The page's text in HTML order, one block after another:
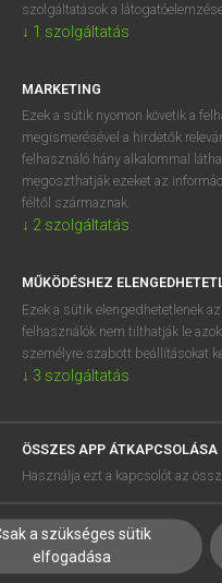
MEGOLDÁSOK
SÚGÓ
SÜTI
szolgáltatások a
↓ 1 szolgáltatás
MARKETING
Ezek a sütik nyomon követik a
megismerésével a hirdetők
felhasználó hány alkalommal
megoszthatják ezeket az
féltől származnak.
↓ 2 szolgáltatás
MŰKÖDÉSHEZ
Ezek a sütik elengedhetetlenek
felhasználók nem tilthatják le
személyre szabott beállításokat
↓ 3 szolgáltatás
ÖSSZES APP ÁTKAPCSOLÁSA
Használja ezt a kapcsolót az
a szükséges sütik
elfogadása